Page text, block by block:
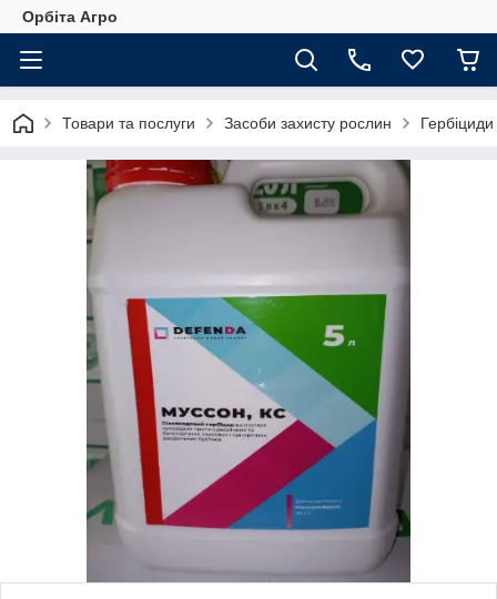
Орбіта Агро
Товари та послуги Засоби захисту рослин Гербіциди